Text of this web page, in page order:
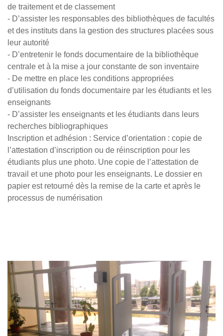
de traitement et de classement
- D’assister les responsables des bibliothèques de facultés
et des instituts dans la gestion des structures placées sous
leur autorité
- D’entretenir le fonds documentaire de la bibliothèque
centrale et à la mise a jour constante de son inventaire
- De mettre en place les conditions appropriées
d’utilisation du fonds documentaire par les étudiants et les
enseignants
- D’assister les enseignants et les étudiants dans leurs
recherches bibliographiques
Inscription et adhésion : Service d’orientation : copie de
l’attestation d’inscription ou de réinscription pour les
étudiants plus une photo. Une copie de l’attestation de
travail et une photo pour les enseignants. Le dossier en
papier est retourné dès la remise de la carte et après le
processus de numérisation